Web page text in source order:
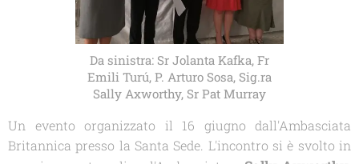
Da sinistra: Sr Jolanta Kafka, Fr
Emili Turú, P. Arturo Sosa, Sig.ra
Sally Axworthy, Sr Pat Murray
Un evento organizzato il 16 giugno dall'Ambasciata
Britannica presso la Santa Sede. L'incontro si è svolto in